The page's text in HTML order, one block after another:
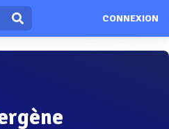
CONNEXION